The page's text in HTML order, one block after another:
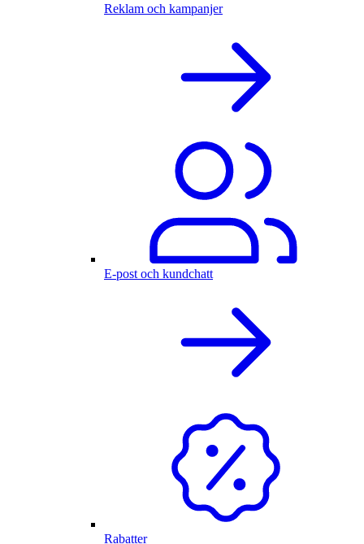
Reklam och kampanjer
E-post och kundchatt
Rabatter